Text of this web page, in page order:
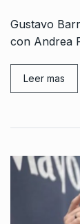
Gustavo
con Andrea
Leer mas